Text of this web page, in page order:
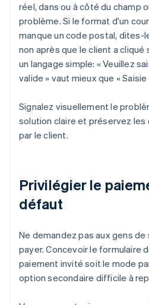
réel, dans ou à côté du champ
problème. Si le format d'un
manque un code postal,
non après que le client a cliqué
un langage simple: « Veuillez
valide » vaut mieux que «
Signalez visuellement le
solution claire et préservez les
par le client.
Privilégier le
défaut
Ne demandez pas aux gens de
payer. Concevoir le formulaire
paiement invité soit le mode
option secondaire difficile à